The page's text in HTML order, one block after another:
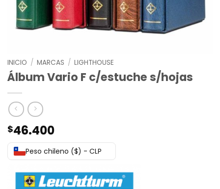
INICIO / MARCAS / LIGHTHOUSE
Álbum Vario F c/estuche s/hojas
$46.400
Peso chileno ($) - CLP